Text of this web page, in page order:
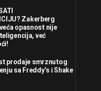
Zakerberg
opasnost nije
već
prodaje smrznutog
sa Freddy’s i Shake